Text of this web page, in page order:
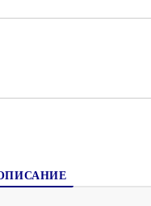
уникален вид на всеки